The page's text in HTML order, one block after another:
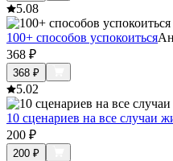
5.08
100+ способов успокоиться
368 ₽
368 ₽
5.02
10 сценариев на все случаи
200 ₽
200 ₽